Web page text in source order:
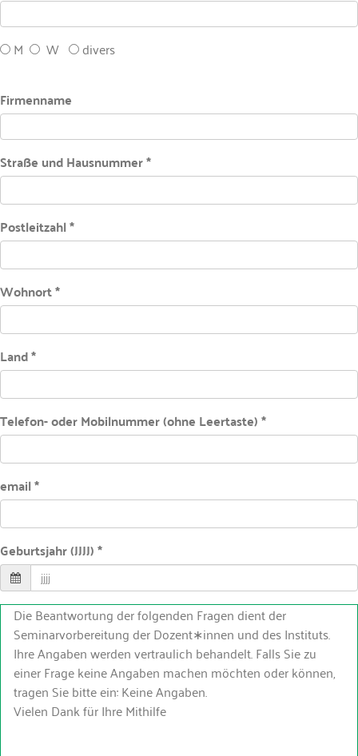
M W divers
Firmenname
Straße und Hausnummer *
Postleitzahl *
Wohnort *
Land *
Telefon- oder Mobilnummer (ohne Leertaste) *
email *
Geburtsjahr (JJJJ) *
Die Beantwortung der folgenden Fragen dient der
Seminarvorbereitung der Dozent∗innen und des Instituts.
Ihre Angaben werden vertraulich behandelt. Falls Sie zu
einer Frage keine Angaben machen möchten oder können,
tragen Sie bitte ein: Keine Angaben.
Vielen Dank für Ihre Mithilfe